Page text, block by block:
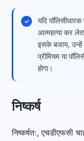
यदि
आत्महत्या कर लेता
इसके बजाय, उन्हें
प्रीमियम या
होगा।
निष्कर्ष
निष्कर्षतः, एचडीएफसी